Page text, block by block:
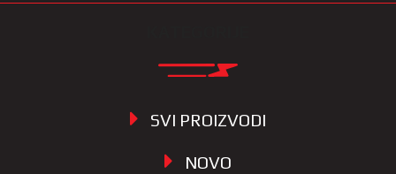
SVI PROIZVODI
NOVO